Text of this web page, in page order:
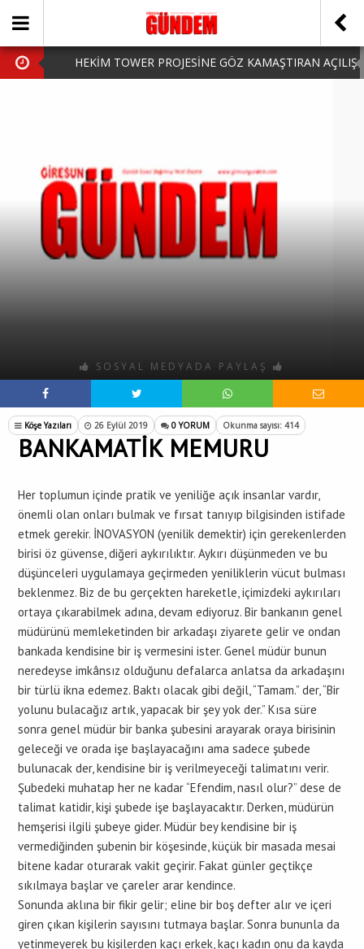
HEKİM TOWER PROJESİNE GÖZ KAMAŞTIRAN AÇILIŞ
HARUN CİCİ: VİDEOYU GÖRÜNCE GÖZLERİM DOLDU
SOSYAL MEDYADA PAYLAŞ
Köşe Yazıları 26 Eylül 2019 0 YORUM Okunma sayısı: 414
BANKAMATİK MEMURU
Her toplumun içinde pratik ve yeniliğe açık insanlar vardır,
önemli olan onları bulmak ve fırsat tanıyıp bilgisinden istifade
etmek gerekir. İNOVASYON (yenilik demektir) için gerekenlerden
birisi öz güvense, diğeri aykırılıktır. Aykırı düşünmeden ve bu
düşünceleri uygulamaya geçirmeden yeniliklerin vücut bulması
beklenmez. Biz de bu gerçekten hareketle, içimizdeki aykırıları
ortaya çıkarabilmek adına, devam ediyoruz. Bir bankanın genel
müdürünü memleketinden bir arkadaşı ziyarete gelir ve ondan
bankada kendisine bir iş vermesini ister. Genel müdür bunun
neredeyse imkânsız olduğunu defalarca anlatsa da arkadaşını
bir türlü ikna edemez. Baktı olacak gibi değil, “Tamam.” der, “Bir
yolunu bulacağız artık, yapacak bir şey yok der.” Kısa süre
sonra genel müdür bir banka şubesini arayarak oraya birisinin
geleceği ve orada işe başlayacağını ama sadece şubede
bulunacak der, kendisine bir iş verilmeyeceği talimatını verir.
Şubedeki muhatap her ne kadar “Efendim, nasıl olur?” dese de
talimat katidir, kişi şubede işe başlayacaktır. Derken, müdürün
hemşerisi ilgili şubeye gider. Müdür bey kendisine bir iş
vermediğinden şubenin bir köşesinde, küçük bir masada mesai
bitene kadar oturarak vakit geçirir. Fakat günler geçtikçe
sıkılmaya başlar ve çareler arar kendince.
Sonunda aklına bir fikir gelir; eline bir boş defter alır ve içeri
giren çıkan kişilerin sayısını tutmaya başlar. Sonra bununla da
yetinmeyerek bu kişilerden kaçı erkek, kaçı kadın onu da kayda